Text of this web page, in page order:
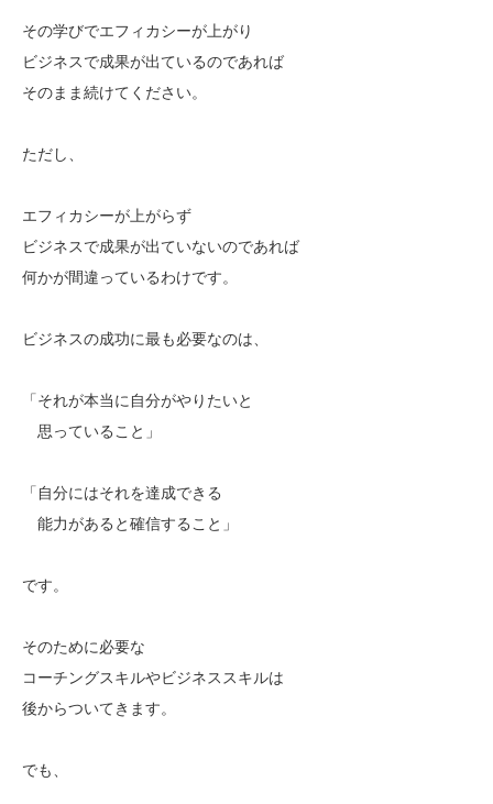
その学びでエフィカシーが上がり
ビジネスで成果が出ているのであれば
そのまま続けてください。
ただし、
エフィカシーが上がらず
ビジネスで成果が出ていないのであれば
何かが間違っているわけです。
ビジネスの成功に最も必要なのは、
「それが本当に自分がやりたいと
思っていること」
「自分にはそれを達成できる
能力があると確信すること」
です。
そのために必要な
コーチングスキルやビジネススキルは
後からついてきます。
でも、